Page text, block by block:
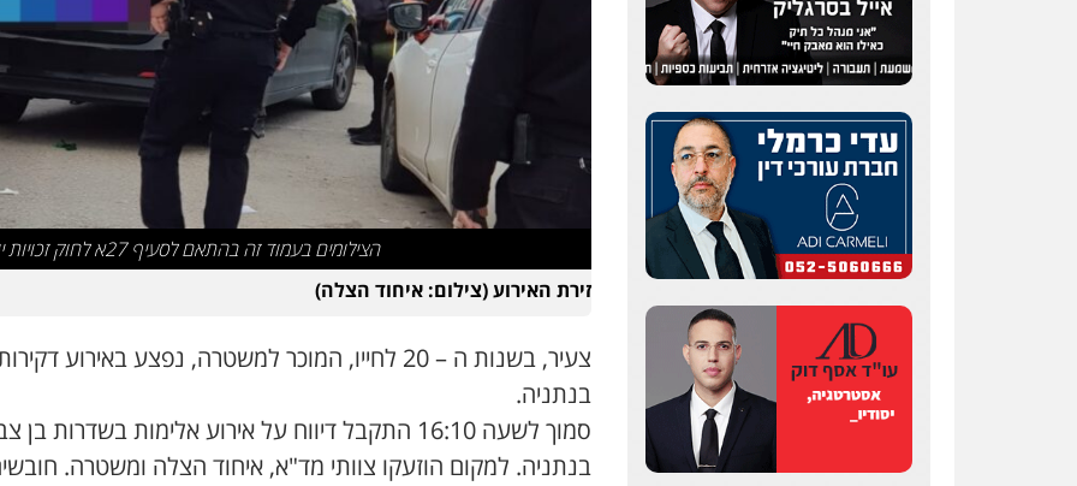
שחר לדובסקי, עו"ד
פלילי מעצרים וחקירות
לענייני אסירים
0507913332
עו"ד איהאב ג'לג'ולי
פלילי מעצרים וחקירות
עורכי דין לענייני אסירים
0505216700
עו"ד שלומי שרון
פלילי צבאי מעצרים
הצילומים בעמוד זה בהתאם לסעיף 27א לחוק זכויות יוצרים
זירת האירוע (צילום: איחוד הצלה)
צעיר, בשנות ה – 20 לחייו, המוכר למשטרה, נפצע באירוע
בנתניה.
סמוך לשעה 16:10 התקבל דיווח על אירוע אלימות בשדרות בן
בנתניה. למקום הוזעקו צוותי מד"א, איחוד הצלה ומשטרה.